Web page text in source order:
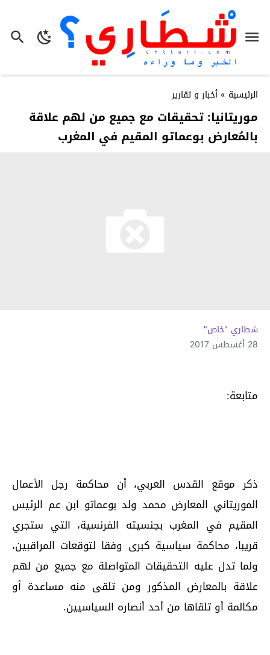
الرئيسية » أخبار و تقارير
موريتانيا: تحقيقات مع جميع من لهم علاقة
بالمُعارض بوعماتو المقيم في المغرب
شطاري "خاص"
28 أغسطس 2017
متابعة:
ذكر موقع القدس العربي، أن محاكمة رجل الأعمال
الموريتاني المعارض محمد ولد بوعماتو ابن عم الرئيس
المقيم في المغرب بجنسيته الفرنسية، التي ستجري
قريبا، محاكمة سياسية كبرى وفقا لتوقعات المراقبين،
ولما تدل عليه التحقيقات المتواصلة مع جميع من لهم
علاقة بالمعارض المذكور ومن تلقى منه مساعدة أو
مكالمة أو تلقاها من أحد أنصاره السياسيين.